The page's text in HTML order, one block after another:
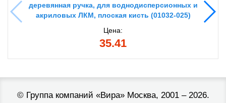
деревянная ручка, для воднодисперсионных и
акриловых ЛКМ, плоская кисть (01032-025)
Цена:
35.41
© Группа компаний «Вира»Москва, 2001 – 2026.